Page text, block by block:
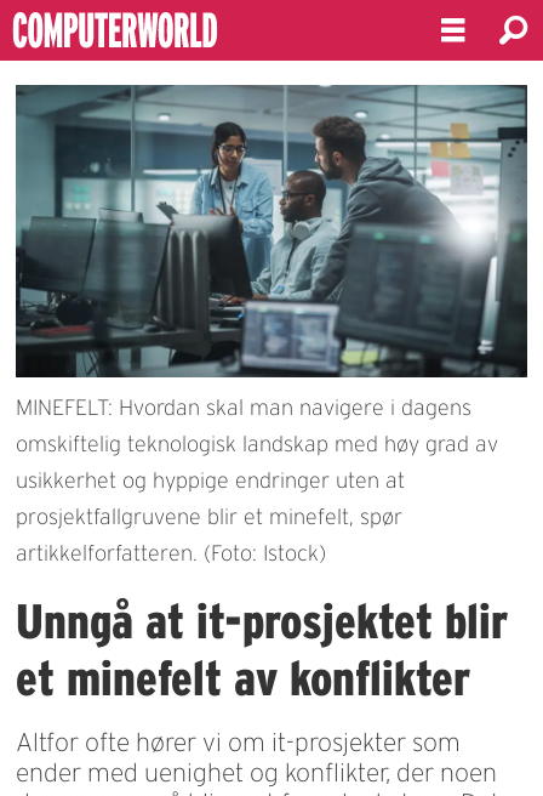
MINEFELT: Hvordan skal man navigere i dagens
omskiftelig teknologisk landskap med høy grad av
usikkerhet og hyppige endringer uten at
prosjektfallgruvene blir et minefelt, spør
artikkelforfatteren. (Foto: Istock)
Unngå at it-prosjektet blir
et minefelt av konflikter
Altfor ofte hører vi om it-prosjekter som
ender med uenighet og konflikter, der noen